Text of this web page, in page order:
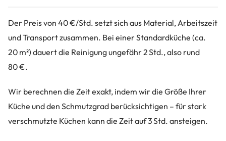
Der Preis von 40 €/Std. setzt sich aus Material, Arbeitszeit
und Transport zusammen. Bei einer Standardküche (ca.
20 m²) dauert die Reinigung ungefähr 2 Std., also rund
80 €.
Wir berechnen die Zeit exakt, indem wir die Größe Ihrer
Küche und den Schmutzgrad berücksichtigen – für stark
verschmutzte Küchen kann die Zeit auf 3 Std. ansteigen.